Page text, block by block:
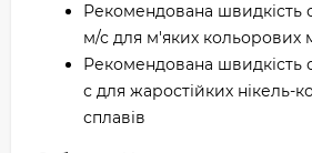
Рекомендована швидкість
м/с для м'яких кольорових
Рекомендована швидкість
с для жаростійких нікель-
сплавів